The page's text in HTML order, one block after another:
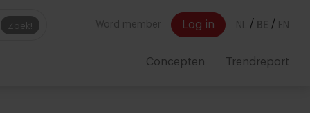
Zoek! Word member Log in NL / BE / EN
Concepten Trendreport